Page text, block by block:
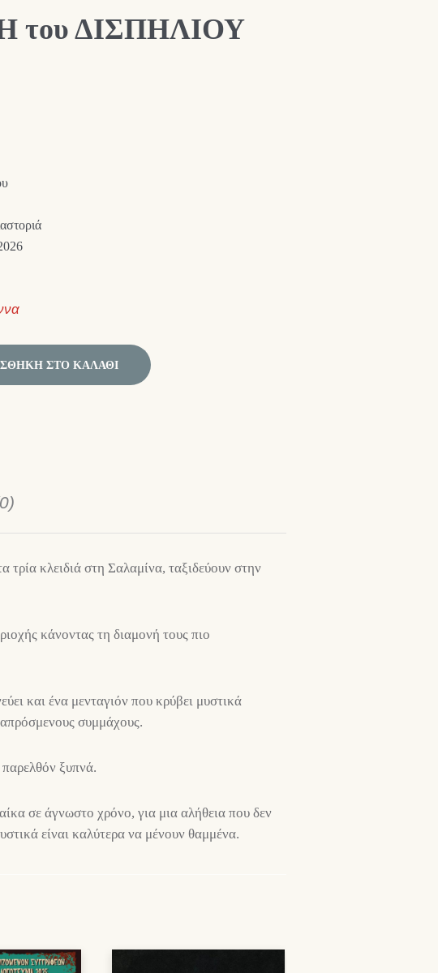
του ΔΙΣΠΗΛΙΟΥ
ΣΤΟ ΚΑΛΆΘΙ
τρία κλειδιά στη Σαλαμίνα, ταξιδεύουν στην
κάνοντας τη διαμονή τους πιο
και ένα μενταγιόν που κρύβει μυστικά
συμμάχους.
ξυπνά.
σε άγνωστο χρόνο, για μια αλήθεια που δεν
είναι καλύτερα να μένουν θαμμένα.